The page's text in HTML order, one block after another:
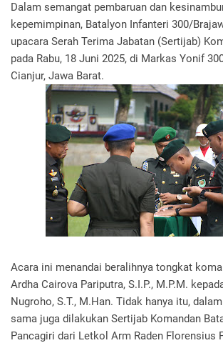
Dalam semangat pembaruan dan
kepemimpinan, Batalyon Infanteri 300/
upacara Serah Terima Jabatan (Sertijab)
pada Rabu, 18 Juni 2025, di Markas Yonif
Cianjur, Jawa Barat.
Acara ini menandai beralihnya tongkat
Ardha Cairova Pariputra, S.I.P., M.P.M.
Nugroho, S.T., M.Han. Tidak hanya itu,
sama juga dilakukan Sertijab Komandan
Pancagiri dari Letkol Arm Raden Florensius